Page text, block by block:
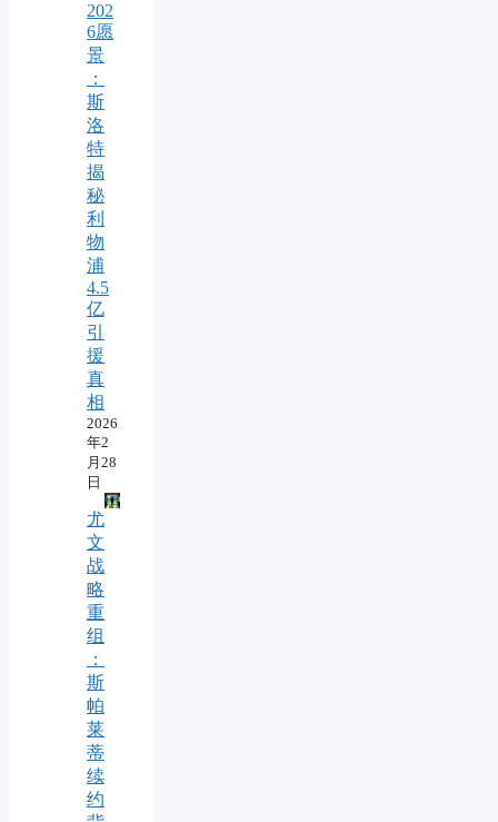
202
6愿
景
：
斯
洛
特
揭
秘
利
物
浦
4.5
亿
引
援
真
相
2026
年2
月28
日
尤
文
战
略
重
组
：
斯
帕
莱
蒂
续
约